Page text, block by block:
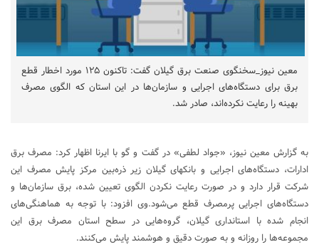
معین نیوز_سخنگوی صنعت برق گیلان گفت: تاکنون ۱۲۵ مورد اخطار قطع
برق برای دستگاه‌های اجرایی و سازمان‌ها در این استان که الگوی مصرف
بهینه را رعایت نکرده‌اند، صادر شد.
به گزارش معین نیوز، «جواد لطفی» در گفت و گو با ایرنا اظهار کرد: مصرف برق
ادارات، دستگاه‌های اجرایی و بانکهای گیلان زیر ذره‌بین مرکز پایش مصرف این
شرکت قرار دارد و در صورت رعایت نکردن الگوی تعیین شده، برق سازمان‌ها و
دستگاه‌های اجرایی پرمصرف قطع می‌شود.وی افزود: با توجه به هماهنگی‌های
انجام شده با استانداری گیلان، گروه‌هایی در سطح استان مصرف برق این
مجموعه‌ها را روزانه و به صورت دقیق و هوشمند پایش می‌کنند.